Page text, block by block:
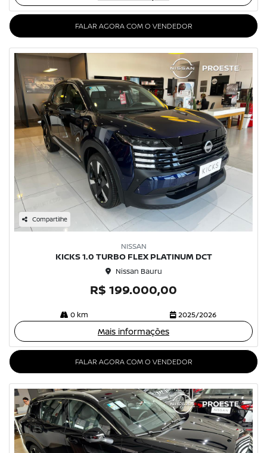
FALAR AGORA COM O VENDEDOR
Compartilhe
NISSAN
KICKS 1.0 TURBO FLEX PLATINUM DCT
Nissan Bauru
R$ 199.000,00
0 km 2025/2026
Mais informações
FALAR AGORA COM O VENDEDOR